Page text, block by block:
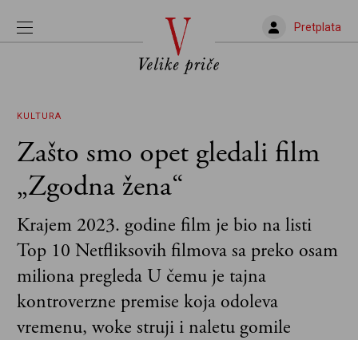
Pretplata
KULTURA
Zašto smo opet gledali film
„Zgodna žena“
Krajem 2023. godine film je bio na listi
Top 10 Netfliksovih filmova sa preko osam
miliona pregleda U čemu je tajna
kontroverzne premise koja odoleva
vremenu, woke struji i naletu gomile